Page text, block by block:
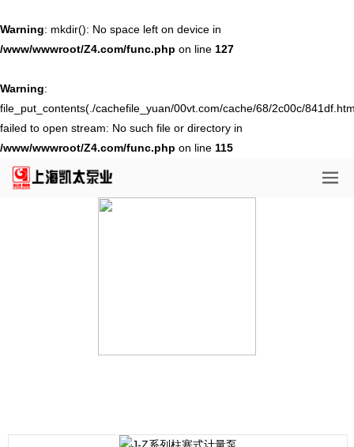
Warning: mkdir(): No space left on device in
/www/wwwroot/Z4.com/func.php on line 127
Warning:
file_put_contents(./cachefile_yuan/00vt.com/cache/68/2c00c/
failed to open stream: No such file or directory in
/www/wwwroot/Z4.com/func.php on line 115